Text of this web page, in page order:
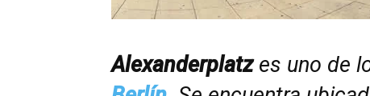
Alexanderplatzes uno de